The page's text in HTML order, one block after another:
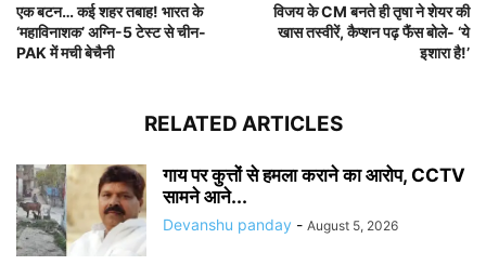
एक बटन… कई शहर तबाह! भारत के
‘महाविनाशक’ अग्नि-5 टेस्ट से चीन-
PAK में मची बेचैनी
विजय के CM बनते ही तृषा ने शेयर की
खास तस्वीरें, कैप्शन पढ़ फैंस बोले- ‘ये
इशारा है!’
RELATED ARTICLES
गाय पर कुत्तों से हमला कराने का आरोप, CCTV
सामने आने...
Devanshu panday - August 5, 2026